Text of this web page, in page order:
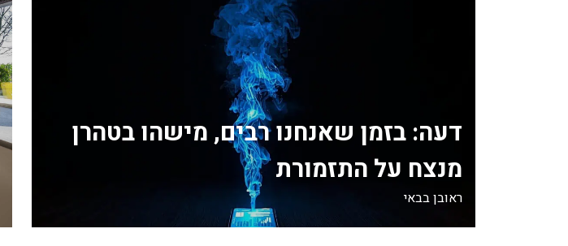
דעה: בזמן שאנחנו רבים, מישהו בטהרן
מנצח על התזמורת
ראובן בבאי